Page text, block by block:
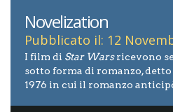
Novelization
Pubblicato il: 12
I film di Star Warsricevono
sotto forma di romanzo,
1976 in cui il romanzo